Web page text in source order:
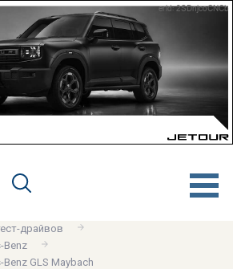
erid: 2SDnjcoCNCb
драйвов
Benz
GLS Maybach